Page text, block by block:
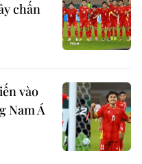
chấn
vào
Nam Á